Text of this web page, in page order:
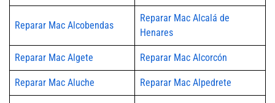
Reparar Mac Alcobendas
Reparar Mac Alcalá de
Henares
Reparar Mac Algete Reparar Mac Alcorcón
Reparar Mac Aluche Reparar Mac Alpedrete